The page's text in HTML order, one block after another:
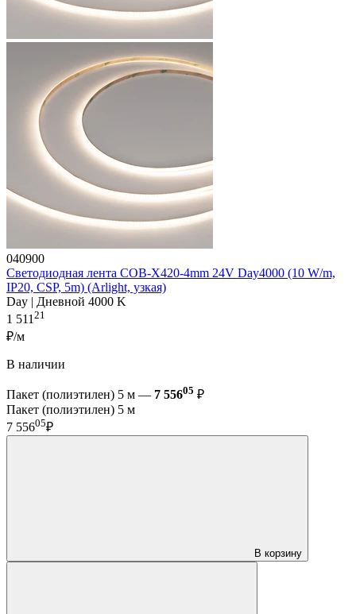
040900
Светодиодная лента COB-X420-4mm 24V Day4000 (10 W/m,
IP20, CSP, 5m) (Arlight, узкая)
Day | Дневной 4000 K
1 51121
₽/м
В наличии
Пакет (полиэтилен) 5 м — 7 55605 ₽
Пакет (полиэтилен) 5 м
7 55605₽
В корзину